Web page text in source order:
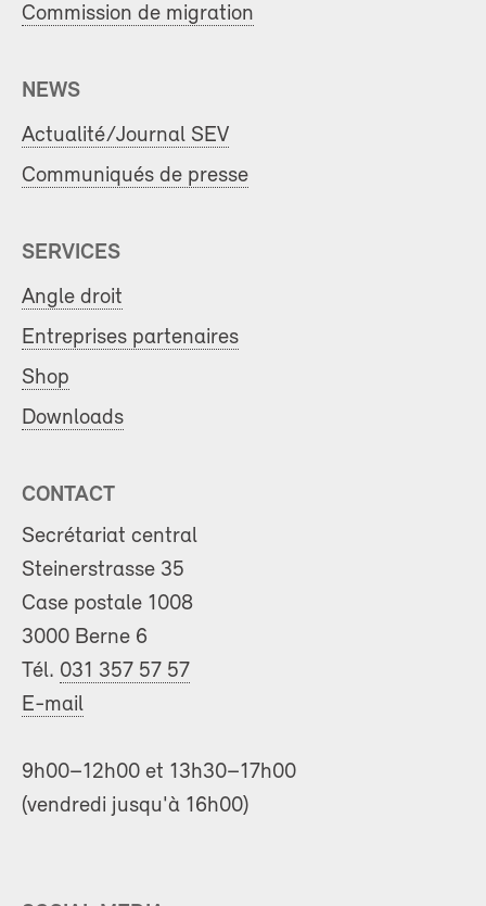
Commission de migration
NEWS
Actualité/Journal SEV
Communiqués de presse
SERVICES
Angle droit
Entreprises partenaires
Shop
Downloads
CONTACT
Secrétariat central
Steinerstrasse 35
Case postale 1008
3000 Berne 6
Tél. 031 357 57 57
E-mail
9h00–12h00 et 13h30–17h00
(vendredi jusqu'à 16h00)